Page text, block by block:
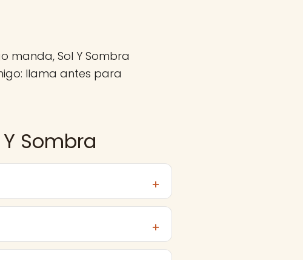
manda, Sol Y Sombra
llama antes para
Sombra